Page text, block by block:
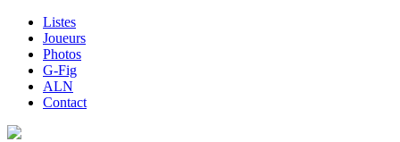
Listes
Joueurs
Photos
G-Fig
ALN
Contact